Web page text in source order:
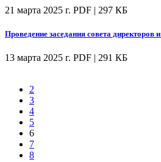
21 марта 2025 г. PDF | 297 КБ
Проведение заседания совета директоров
13 марта 2025 г. PDF | 291 КБ
2
3
4
5
6
7
8